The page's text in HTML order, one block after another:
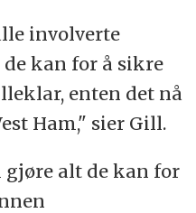
involverte
kan for å sikre
enten det nå
Ham," sier Gill.
gjøre alt de kan for